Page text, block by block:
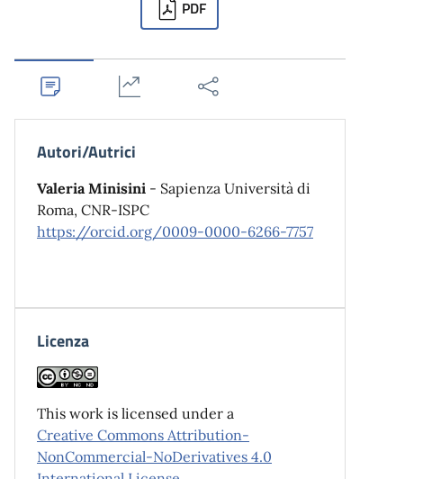
PDF
Autori/Autrici
Valeria Minisini - Sapienza Università di
Roma, CNR-ISPC
https://orcid.org/0009-0000-6266-7757
Licenza
This work is licensed under a
Creative Commons Attribution-
NonCommercial-NoDerivatives 4.0